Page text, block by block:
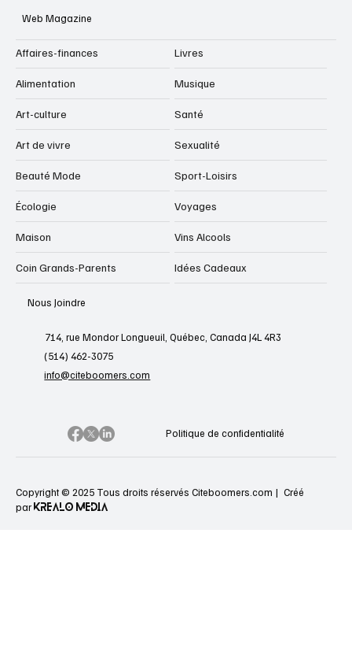
Web Magazine
Affaires-finances
Alimentation
Art-culture
Art de vivre
Beauté Mode
Écologie
Maison
Coin Grands-Parents
Livres
Musique
Santé
Sexualité
Sport-Loisirs
Voyages
Vins Alcools
Idées Cadeaux
Nous Joindre
714, rue Mondor Longueuil, Québec, Canada J4L 4R3
(514) 462-3075
info@citeboomers.com
Politique de confidentialité
Copyright © 2025 Tous droits réservés Citeboomers.com | Créé
par KREALO MEDIA